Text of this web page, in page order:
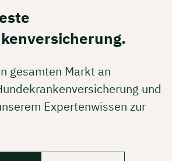
gesamten Markt an
und
Expertenwissen zur